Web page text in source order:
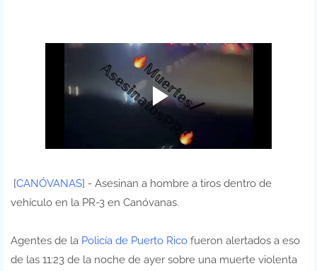
[CANÓVANAS] - Asesinan a hombre a tiros dentro de
vehículo en la PR-3 en Canóvanas.
Agentes de la Policía de Puerto Rico fueron alertados a eso
de las 11:23 de la noche de ayer sobre una muerte violenta